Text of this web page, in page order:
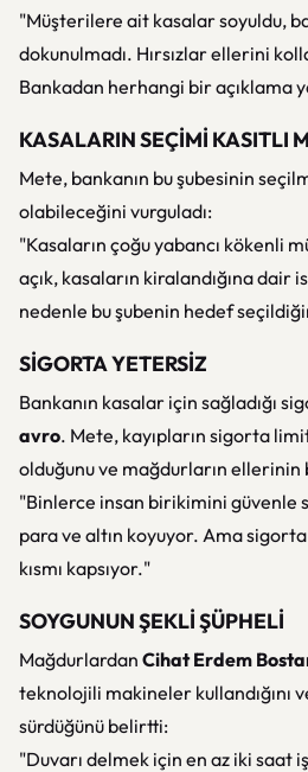
"Müşterilere ait kasalar soyuldu,
dokunulmadı. Hırsızlar ellerini
Bankadan herhangi bir açıklama
KASALARIN SEÇİMİ KASITLI
Mete, bankanın bu şubesinin
olabileceğini vurguladı:
"Kasaların çoğu yabancı kökenli
açık, kasaların kiralandığına dair
nedenle bu şubenin hedef
SİGORTA YETERSİZ
Bankanın kasalar için sağladığı
avro. Mete, kayıpların sigorta
olduğunu ve mağdurların ellerinin
"Binlerce insan birikimini güvenle
para ve altın koyuyor. Ama
kısmı kapsıyor."
SOYGUNUN ŞEKLİ ŞÜPHELİ
Mağdurlardan Cihat Erdem
teknolojili makineler kullandığını
sürdüğünü belirtti:
"Duvarı delmek için en az iki saat